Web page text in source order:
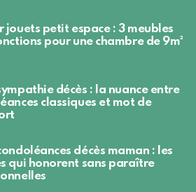
jouets petit espace : 3 meubles
pour une chambre de 9m²
décès : la nuance entre
classiques et mot de
décès maman : les
qui honorent sans paraître